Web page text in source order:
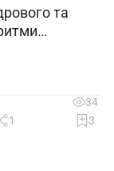
та
4, 5 і
34
1 3